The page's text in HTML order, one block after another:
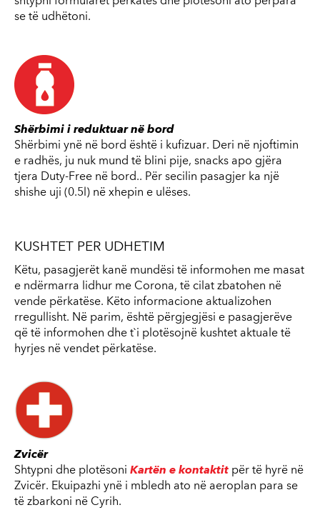
se të udhëtoni.
Shërbimi i reduktuar në bord
Shërbimi ynë në bord është i kufizuar. Deri në njoftimin
e radhës, ju nuk mund të blini pije, snacks apo gjëra
tjera Duty-Free në bord.. Për secilin pasagjer ka një
shishe uji (0.5l) në xhepin e ulëses.
KUSHTET PER UDHETIM
Këtu, pasagjerët kanë mundësi të informohen me masat
e ndërmarra lidhur me Corona, të cilat zbatohen në
vende përkatëse. Këto informacione aktualizohen
rregullisht. Në parim, është përgjegjësi e pasagjerëve
që të informohen dhe t`i plotësojnë kushtet aktuale të
hyrjes në vendet përkatëse.
Zvicër
Shtypni dhe plotësoni Kartën e kontaktit për të hyrë në
Zvicër. Ekuipazhi ynë i mbledh ato në aeroplan para se
të zbarkoni në Cyrih.